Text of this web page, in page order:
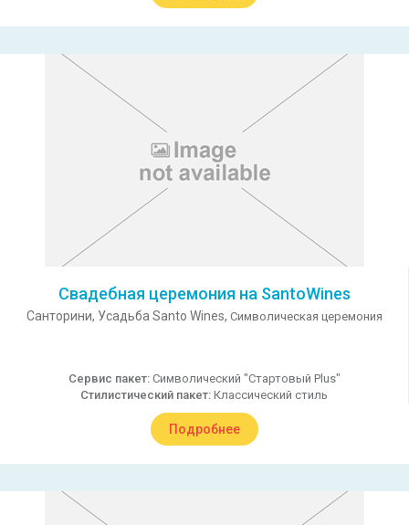
Свадебная церемония на SantoWines
Санторини, Усадьба Santo Wines, Символическая церемония
Сервис пакет: Символический "Стартовый Plus"
Стилистический пакет: Классический стиль
Подробнее